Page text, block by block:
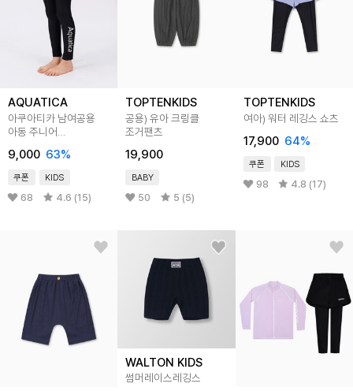
AQUATICA
아쿠아티카 남여공용
아동 주니어
워터레깅스
9,000 63%
쿠폰 KIDS
68 4.6 (15)
TOPTENKIDS
공용) 유아 크링클
조거팬츠
19,900
BABY
50 5 (5)
TOPTENKIDS
여아) 워터 레깅스 쇼츠
17,900 64%
쿠폰 KIDS
98 4.8 (17)
WALTON KIDS
썸머레이스레깅스